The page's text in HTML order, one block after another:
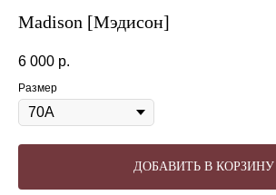
Madison [Мэдисон]
6 000 р.
Размер
ДОБАВИТЬ В КОРЗИНУ